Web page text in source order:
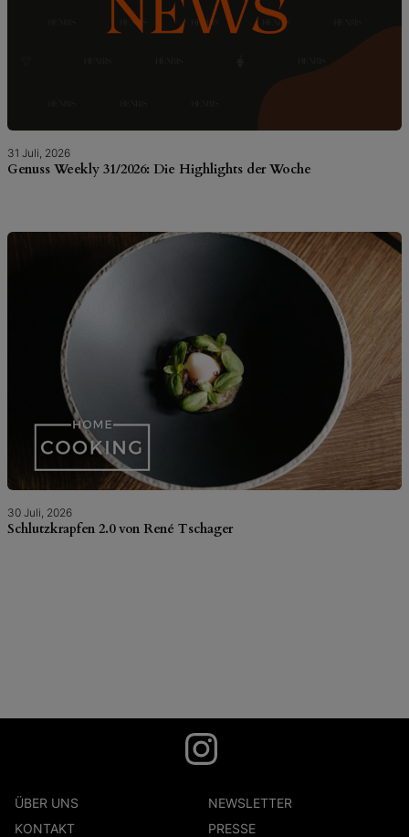
31 Juli, 2026
Genuss Weekly 31/2026: Die Highlights der Woche
30 Juli, 2026
Schlutzkrapfen 2.0 von René Tschager
ÜBER UNS
NEWSLETTER
KONTAKT
PRESSE